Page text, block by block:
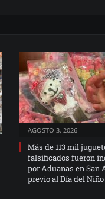
AGOSTO 3, 2026
Más de 113 mil
falsificados fueron
por Aduanas en San
previo al Día del Niño